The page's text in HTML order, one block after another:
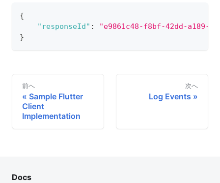
{
"responseId" :
"e9861c48-f8bf-42dd-a189-
}
前へ
Sample Flutter
Client
Implementation
次へ
Log Events
Docs